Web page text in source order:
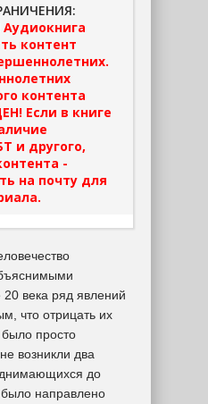
контент
контента
Если в книге
и другого,
-
на почту для
века ряд явлений
что отрицать их
просто
возникли два
до
направлено